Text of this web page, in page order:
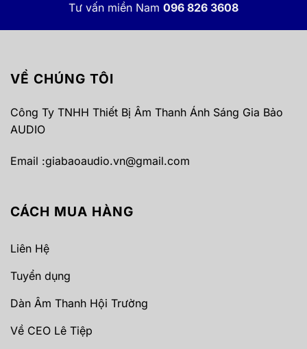
Tư vấn miền Nam 096 826 3608
VỀ CHÚNG TÔI
Công Ty TNHH Thiết Bị Âm Thanh Ánh Sáng Gia Bảo
AUDIO
Email :giabaoaudio.vn@gmail.com
CÁCH MUA HÀNG
Liên Hệ
Tuyển dụng
Dàn Âm Thanh Hội Trường
Về CEO Lê Tiệp